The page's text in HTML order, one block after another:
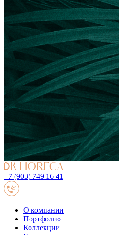
+7 (903) 749 16 41
О компании
Портфолио
Коллекции